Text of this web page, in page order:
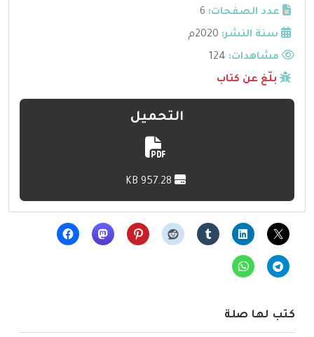
عدد الصفحات: 6
سنة النشر: 2020م
مشاهدات:
بلّغ عن كتاب
التحميل
كتب لها صلة